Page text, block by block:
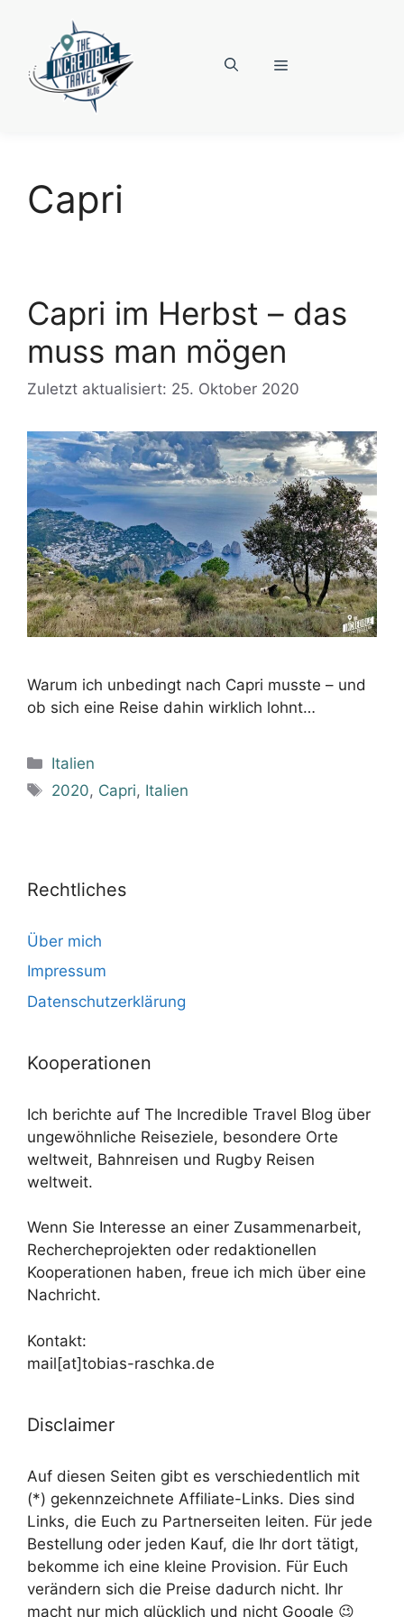
springen
Menü
Capri
Capri im Herbst – das
muss man mögen
Zuletzt aktualisiert: 25. Oktober 2020
Warum ich unbedingt nach Capri musste – und
ob sich eine Reise dahin wirklich lohnt…
Kategorien
Italien
Schlagwörter
2020, Capri, Italien
Rechtliches
Über mich
Impressum
Datenschutzerklärung
Kooperationen
Ich berichte auf The Incredible Travel Blog über
ungewöhnliche Reiseziele, besondere Orte
weltweit, Bahnreisen und Rugby Reisen
weltweit.
Wenn Sie Interesse an einer Zusammenarbeit,
Rechercheprojekten oder redaktionellen
Kooperationen haben, freue ich mich über eine
Nachricht.
Kontakt:
mail[at]tobias-raschka.de
Disclaimer
Auf diesen Seiten gibt es verschiedentlich mit
(*) gekennzeichnete Affiliate-Links. Dies sind
Links, die Euch zu Partnerseiten leiten. Für jede
Bestellung oder jeden Kauf, die Ihr dort tätigt,
bekomme ich eine kleine Provision. Für Euch
verändern sich die Preise dadurch nicht. Ihr
macht nur mich glücklich und nicht Google 😉